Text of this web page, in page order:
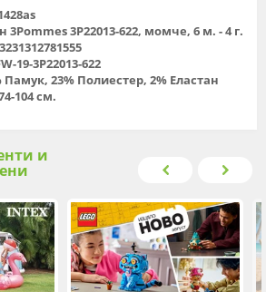
3Pommes 3P22013-622, момче, 6 м. - 4 г.
3231312781555
19-3P22013-622
Памук, 23% Полиестер, 2% Еластан
104 см.
и